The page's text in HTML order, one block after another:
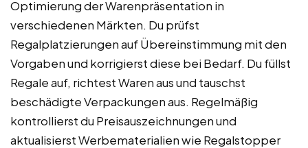
Optimierung der Warenpräsentation in
verschiedenen Märkten. Du prüfst
Regalplatzierungen auf Übereinstimmung mit den
Vorgaben und korrigierst diese bei Bedarf. Du füllst
Regale auf, richtest Waren aus und tauschst
beschädigte Verpackungen aus. Regelmäßig
kontrollierst du Preisauszeichnungen und
aktualisierst Werbematerialien wie Regalstopper